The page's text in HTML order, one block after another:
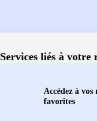
Services liés à votre
Accédez à vos
favorites